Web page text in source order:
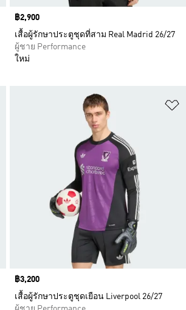
Price
฿2,900
เสื้อผู้รักษาประตูชุดที่สาม Real Madrid 26/27
ผู้ชาย Performance
ใหม่
เพิ่มไปยังรายการสินค้าโปรด
Price
฿3,200
เสื้อผู้รักษาประตูชุดเยือน Liverpool 26/27